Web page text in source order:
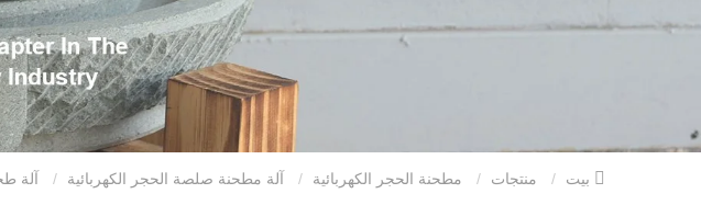
منتجات مطحنة الحجر الكهربائية آلة مطحنة صلصة الحجر الكهربائية